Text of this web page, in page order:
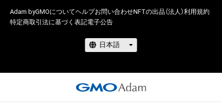
Adam byGMOについてヘルプお問い合わせNFTの出品（法人）利用規約
特定商取引法に基づく表記電子公告